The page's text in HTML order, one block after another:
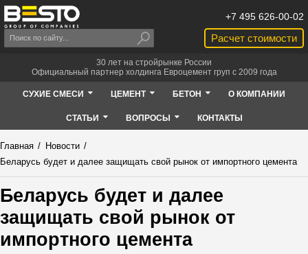
Расчет стоимости
+7 495 626-00-02
30 лет на стройрынке России
Официальный партнер холдинга Евроцемент груп с 2009 года
СУХИЕ СМЕСИ ЦЕМЕНТ БЕТОН О КОМПАНИИ
СТАТЬИ ВОПРОСЫ КОНТАКТЫ
Главная / Новости /
Беларусь будет и далее защищать свой рынок от импортного цемента
Беларусь будет и далее
защищать свой рынок от
импортного цемента